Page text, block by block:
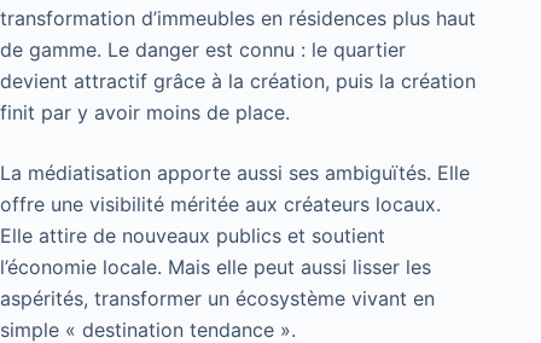
transformation d’immeubles en résidences plus haut
de gamme. Le danger est connu : le quartier
devient attractif grâce à la création, puis la création
finit par y avoir moins de place.
La médiatisation apporte aussi ses ambiguïtés. Elle
offre une visibilité méritée aux créateurs locaux.
Elle attire de nouveaux publics et soutient
l’économie locale. Mais elle peut aussi lisser les
aspérités, transformer un écosystème vivant en
simple « destination tendance ».